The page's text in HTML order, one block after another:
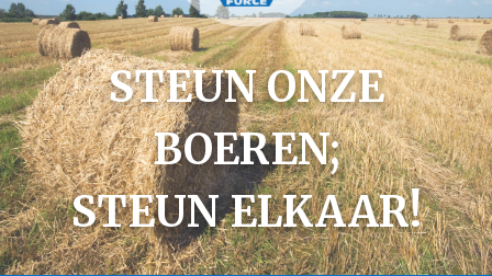
STEUN ONZE
BOEREN;
STEUN ELKAAR!